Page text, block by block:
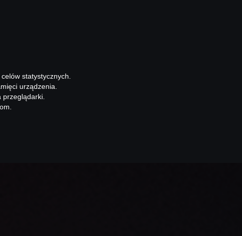
statystycznych.
urządzenia.